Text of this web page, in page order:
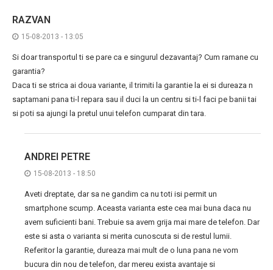
RAZVAN
15-08-2013 - 13:05
Si doar transportul ti se pare ca e singurul dezavantaj? Cum ramane cu
garantia?
Daca ti se strica ai doua variante, il trimiti la garantie la ei si dureaza n
saptamani pana ti-l repara sau il duci la un centru si ti-l faci pe banii tai
si poti sa ajungi la pretul unui telefon cumparat din tara.
ANDREI PETRE
15-08-2013 - 18:50
Aveti dreptate, dar sa ne gandim ca nu toti isi permit un
smartphone scump. Aceasta varianta este cea mai buna daca nu
avem suficienti bani. Trebuie sa avem grija mai mare de telefon. Dar
este si asta o varianta si merita cunoscuta si de restul lumii.
Referitor la garantie, dureaza mai mult de o luna pana ne vom
bucura din nou de telefon, dar mereu exista avantaje si